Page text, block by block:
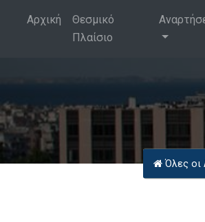
Αρχική
Θεσμικό
Πλαίσιο
Όλες οι